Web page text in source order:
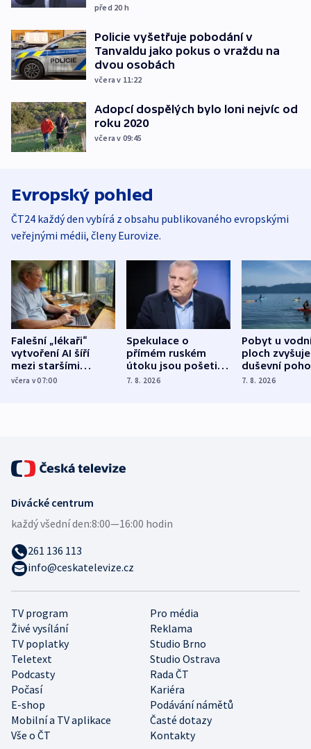
před 20 h
Policie vyšetřuje pobodání v
Tanvaldu jako pokus o vraždu na
dvou osobách
včera v 11:22
Adopcí dospělých bylo loni nejvíc od
roku 2020
včera v 09:45
Evropský pohled
ČT24 každý den vybírá z obsahu publikovaného evropskými
veřejnými médii, členy Eurovize.
Falešní „lékaři“
vytvoření AI šíří
mezi staršími
Poláky nebezpečné
včera v 07:00
Spekulace o
přímém ruském
útoku jsou pošetilé,
míní estonský
7. 8. 2026
Pobyt u
ploch zvyšuje
duševní
ukázala
7. 8. 2026
TV program
Pro média
Živé vysílání
Reklama
TV poplatky
Studio Brno
Teletext
Studio Ostrava
Podcasty
Rada ČT
Počasí
Kariéra
E-shop
Podávání námětů
Mobilní a TV aplikace
Časté dotazy
Vše o ČT
Kontakty
Divácké centrum
každý všední den:8:00—16:00 hodin
261 136 113
info@ceskatelevize.cz